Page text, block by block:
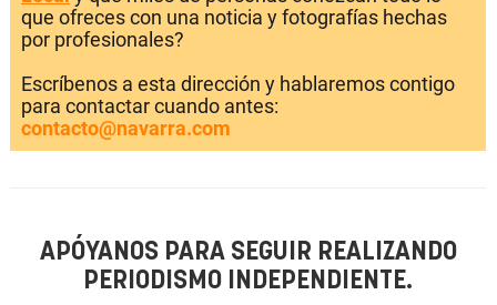
que ofreces con una noticia y fotografías hechas
por profesionales?
Escríbenos a esta dirección y hablaremos contigo
para contactar cuando antes:
contacto@navarra.com
APÓYANOS PARA SEGUIR REALIZANDO
PERIODISMO INDEPENDIENTE.